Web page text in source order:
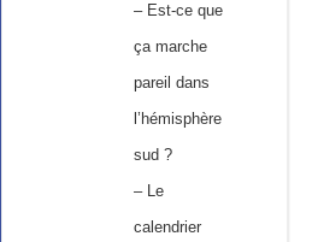
– Est-ce que
ça marche
pareil dans
l’hémisphère
sud ?
– Le
calendrier